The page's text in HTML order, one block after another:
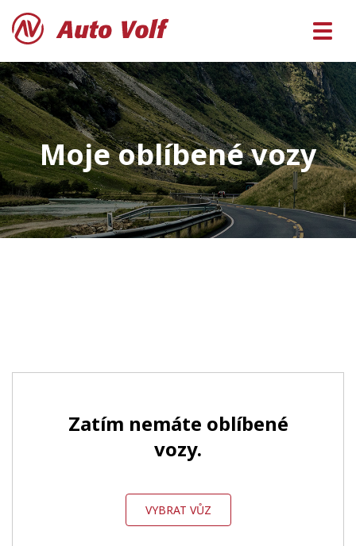
Moje oblíbené vozy
Zatím nemáte oblíbené
vozy.
VYBRAT VŮZ